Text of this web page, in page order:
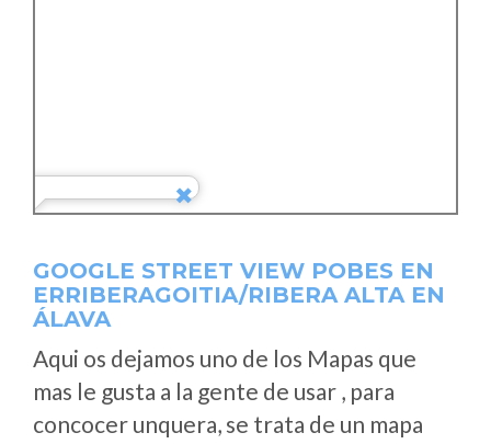
GOOGLE STREET VIEW POBES EN
ERRIBERAGOITIA/RIBERA ALTA EN
ÁLAVA
Aqui os dejamos uno de los Mapas que
mas le gusta a la gente de usar , para
concocer unquera, se trata de un mapa